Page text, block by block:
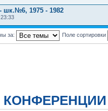
шк.№6, 1975 - 1982
за: Поле сортировки
КОНФЕРЕНЦИИ